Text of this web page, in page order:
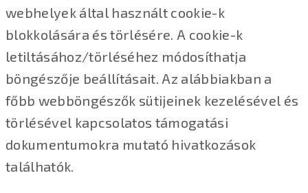
webhelyek által használt cookie-k
blokkolására és törlésére. A cookie-k
letiltásához/törléséhez módosíthatja
böngészője beállításait. Az alábbiakban a
főbb webböngészők sütijeinek kezelésével és
törlésével kapcsolatos támogatási
dokumentumokra mutató hivatkozások
találhatók.